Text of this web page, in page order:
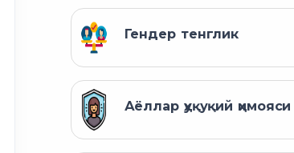
Гендер тенглик
Аёллар ҳуқуқий ҳимояси